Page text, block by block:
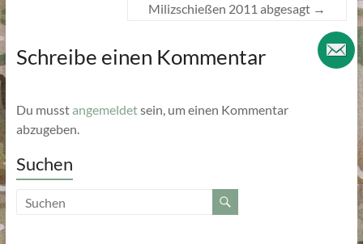
Milizschießen 2011 abgesagt →
Schreibe einen Kommentar
Du musstangemeldetsein, um einen Kommentar
abzugeben.
Suchen